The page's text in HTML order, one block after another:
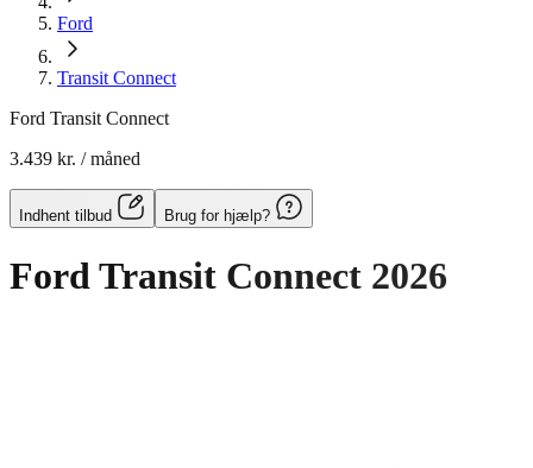
Ford
Transit Connect
Ford Transit Connect
3.439 kr. / måned
Indhent tilbud Brug for hjælp?
Ford Transit Connect 2026